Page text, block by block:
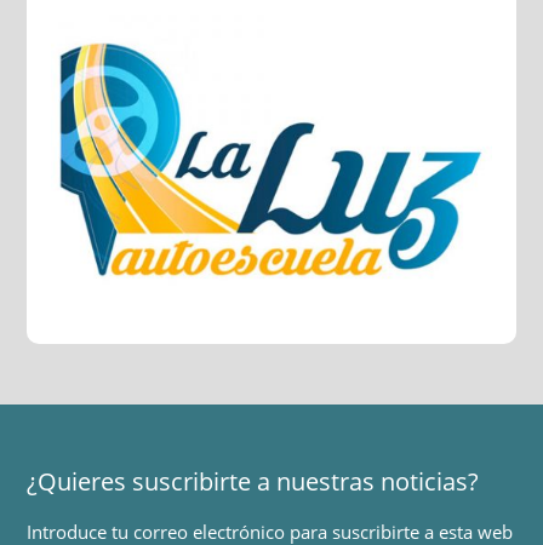
¿Quieres suscribirte a nuestras noticias?
Introduce tu correo electrónico para suscribirte a esta web